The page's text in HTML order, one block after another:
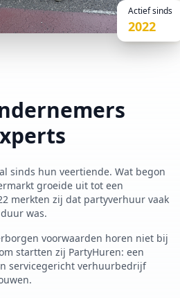
Actief sinds
2022
sinds hun veertiende. Wat begon
groeide uit tot een
merkten zij dat partyverhuur vaak
was.
voorwaarden horen niet bij
startten zij PartyHuren: een
servicegericht verhuurbedrijf